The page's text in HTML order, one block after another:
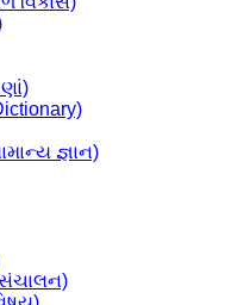
જ્ઞાન)
સંચાલન)